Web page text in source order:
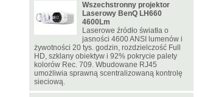
Wszechstronny projektor
Laserowy BenQ LH660
4600Lm
Laserowe źródło światła o
jasności 4600 ANSI lumenów i
żywotności 20 tys. godzin, rozdzielczość Full
HD, szklany obiektyw i 92% pokrycie palety
kolorów Rec. 709. Wbudowane RJ45
umożliwia sprawną scentralizowaną kontrolę
sieciową.